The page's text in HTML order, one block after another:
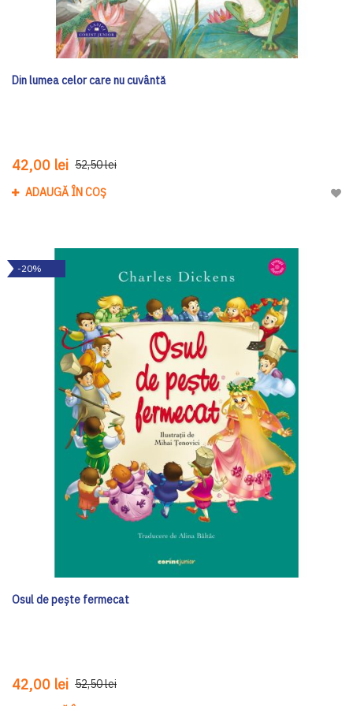
Din lumea celor care nu cuvântă
42,00 lei 52,50 lei
ADAUGĂ ÎN COȘ
-20%
Osul de pește fermecat
42,00 lei 52,50 lei